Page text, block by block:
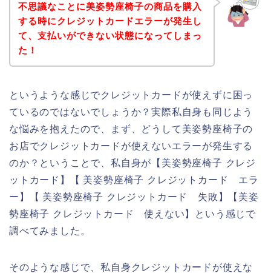
不思議なことに美姿勢座椅子の商品を購入
する時にクレジットカードエラーが発生し
て、支払いができない状態になってしまっ
た！
というような感じでクレジットカードが使えずに困っ
ているのではないでしょうか？実際私自身も同じよう
な悩みを抱えたので、まず、どうして美姿勢座椅子の
お店でクレジットカードが使えないエラーが発生する
のか？ということで、私自身が【美姿勢座椅子 クレジ
ットカード】【 美姿勢座椅子 クレジットカード エラ
ー】【 美姿勢座椅子 クレジットカード 失敗】【美姿
勢座椅子 クレジットカード 使えない】という感じで
調べてみました。
そのような感じで、私自身クレジットカードが使えな